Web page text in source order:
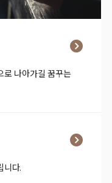
로 나아가길 꿈꾸는
니다.